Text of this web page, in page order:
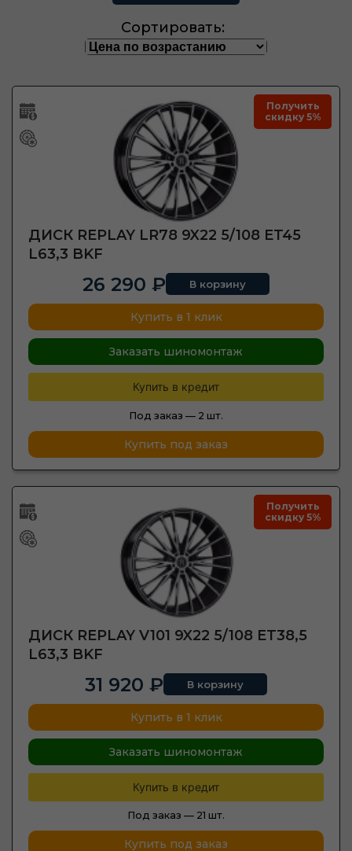
Сортировать:
Получить
скидку 5%
ДИСК REPLAY LR78 9X22 5/108 ET45
L63,3 BKF
26 290 ₽ В корзину
Купить в 1 клик
Заказать шиномонтаж
Купить в кредит
Под заказ — 2 шт.
Купить под заказ
Получить
скидку 5%
ДИСК REPLAY V101 9X22 5/108 ET38,5
L63,3 BKF
31 920 ₽ В корзину
Купить в 1 клик
Заказать шиномонтаж
Купить в кредит
Под заказ — 21 шт.
Купить под заказ